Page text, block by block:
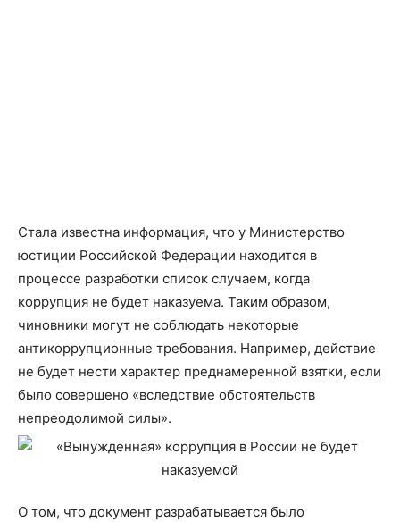
Стала известна информация, что у Министерство
юстиции Российской Федерации находится в
процессе разработки список случаем, когда
коррупция не будет наказуема. Таким образом,
чиновники могут не соблюдать некоторые
антикоррупционные требования. Например, действие
не будет нести характер преднамеренной взятки, если
было совершено «вследствие обстоятельств
непреодолимой силы».
О том, что документ разрабатывается было